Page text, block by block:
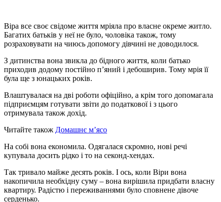
Віра все своє свідоме життя мріяла про власне окреме житло.
Багатих батьків у неї не було, чоловіка також, тому
розраховувати на чиюсь допомогу дівчині не доводилося.
З дитинства вона звикла до бідного життя, коли батько
приходив додому постійно п’яний і дебоширив. Тому мрія її
була ще з юнацьких років.
Влаштувалася на дві роботи офіційно, а крім того допомагала
підприємцям готувати звіти до податкової і з цього
отримувала також дохід.
Читайте також Домашнє м’ясо
На собі вона економила. Одягалася скромно, нові речі
купувала досить рідко і то на секонд-хендах.
Так тривало майже десять років. І ось, коли Віри вона
накопичила необхідну суму – вона вирішила придбати власну
квартиру. Радістю і переживаннями було сповнене дівоче
серденько.